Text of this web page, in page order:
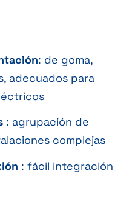
: de goma,
adecuados para
: agrupación de
complejas
: fácil integración